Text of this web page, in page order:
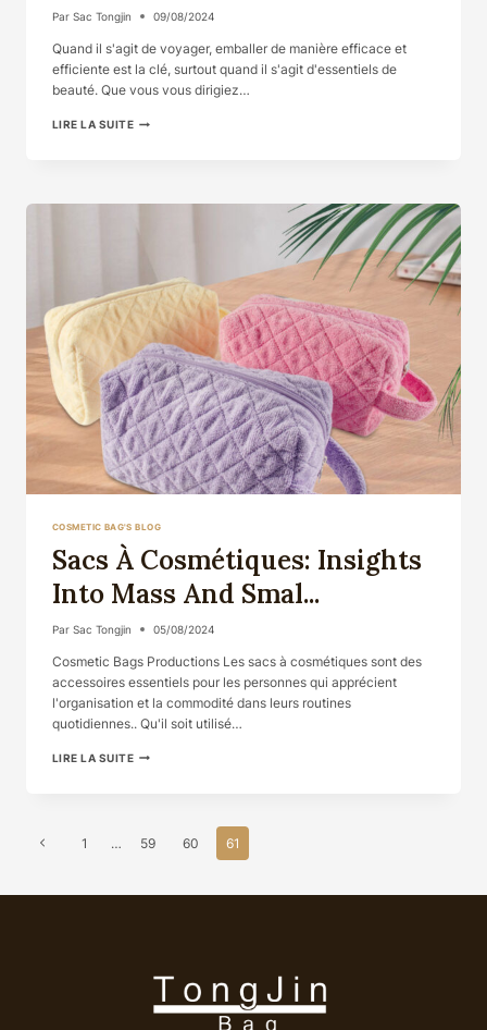
Par Sac Tongjin 09/08/2024
Quand il s'agit de voyager, emballer de manière efficace et
efficiente est la clé, surtout quand il s'agit d'essentiels de
beauté. Que vous vous dirigiez…
LIRE LA SUITETHE
THE
COSMETIC BAG'S BLOG
Sacs À Cosmétiques: Insights
Into Mass And Smal...
Par Sac Tongjin 05/08/2024
Cosmetic Bags Productions Les sacs à cosmétiques sont des
accessoires essentiels pour les personnes qui apprécient
l'organisation et la commodité dans leurs routines
quotidiennes.. Qu'il soit utilisé…
LIRE LA SUITESACS
AND
Page
Previous1 … 59 60 61